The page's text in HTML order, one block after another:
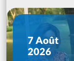
7 Août
2026